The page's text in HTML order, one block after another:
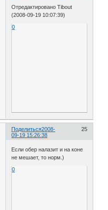
Отредактировано Tibout
(2008-09-19 10:07:39)
0
Поделиться 25
2008-
09-19 15:26:38
Если обер налазит и на коне
не мешает, то норм.)
0